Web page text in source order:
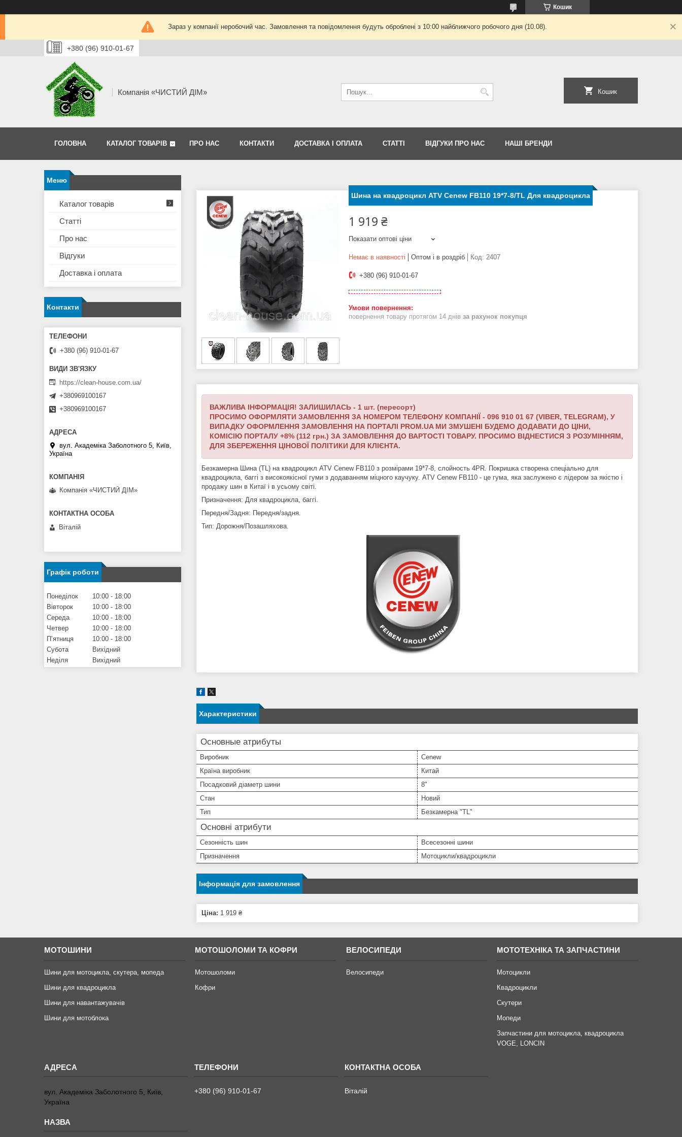
Кошик
Зараз у компанії неробочий час. Замовлення та повідомлення будуть оброблені з 10:00 найближчого робочого дня (10.08).
+380 (96) 910-01-67
Компанія «ЧИСТИЙ ДІМ» Кошик
ГОЛОВНА КАТАЛОГ ТОВАРІВ ПРО НАС КОНТАКТИ ДОСТАВКА І ОПЛАТА СТАТТІ ВІДГУКИ ПРО НАС НАШІ БРЕНДИ
Шина на квадроцикл ATV Cenew FB110 19*7-8/TL Для квадроцикла
1 919 ₴
Показати оптові ціни
Немає в наявності Оптом і в роздріб Код: 2407
+380 (96) 910-01-67
повернення товару протягом 14 днів за рахунок покупця
ВАЖЛИВА ІНФОРМАЦІЯ! ЗАЛИШИЛАСЬ - 1 шт. (пересорт)
ПРОСИМО ОФОРМЛЯТИ ЗАМОВЛЕННЯ ЗА НОМЕРОМ ТЕЛЕФОНУ КОМПАНІЇ - 096 910 01 67 (VIBER, TELEGRAM), У
ВИПАДКУ ОФОРМЛЕННЯ ЗАМОВЛЕННЯ НА ПОРТАЛІ PROM.UA МИ ЗМУШЕНІ БУДЕМО ДОДАВАТИ ДО ЦІНИ,
КОМІСІЮ ПОРТАЛУ +8% (112 грн.) ЗА ЗАМОВЛЕННЯ ДО ВАРТОСТІ ТОВАРУ. ПРОСИМО ВІДНЕСТИСЯ З РОЗУМІННЯМ,
ДЛЯ ЗБЕРЕЖЕННЯ ЦІНОВОЇ ПОЛІТИКИ ДЛЯ КЛІЄНТА.
Безкамерна Шина (TL) на квадроцикл ATV Cenew FB110 з розмірами 19*7-8, слойность 4PR. Покришка створена спеціально для
квадроцикла, баггі з високоякісної гуми з додаванням міцного каучуку. ATV Cenew FB110 - це гума, яка заслужено є лідером за якістю і
продажу шин в Китаї і в усьому світі.
Призначення: Для квадроцикла, баггі.
Передня/Задня: Передня/задня.
Тип: Дорожня/Позашляхова.
Характеристики
Основные атрибуты
Виробник
Cenew
Країна виробник
Китай
Посадковий діаметр шини
8"
Стан
Новий
Тип
Безкамерна "TL"
Основні атрибути
Сезонність шин
Всесезонні шини
Призначення
Мотоцикли/квадроцикли
Інформація для замовлення
Ціна: 1 919 ₴
Каталог товарів
Статті
Про нас
Відгуки
Доставка і оплата
Контакти
+380 (96) 910-01-67
https://clean-house.com.ua/
+380969100167
+380969100167
вул. Академіка Заболотного 5, Київ,
Україна
Компанія «ЧИСТИЙ ДІМ»
Віталій
Графік роботи
Понеділок 10:00
18:00
Вівторок
10:00
18:00
Середа
10:00
18:00
Четвер
10:00
18:00
Пʼятниця
10:00
18:00
Субота
Вихідний
Неділя
Вихідний
МОТОШИНИ
Шини для мотоцикла, скутера, мопеда
Шини для квадроцикла
Шини для навантажувачів
Шини для мотоблока
МОТОШОЛОМИ ТА КОФРИ
Мотошоломи
Кофри
ВЕЛОСИПЕДИ
Велосипеди
МОТОТЕХНІКА ТА ЗАПЧАСТИНИ
Мотоцикли
Квадроцикли
Скутери
Мопеди
Запчастини для мотоцикла, квадроцикла
VOGE, LONCIN
вул. Академіка Заболотного 5, Київ,
Україна
+380 (96) 910-01-67 Віталій